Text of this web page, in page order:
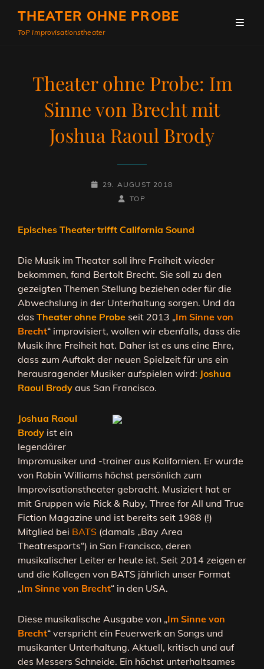
THEATER OHNE PROBE
ToP Improvisationstheater
Theater ohne Probe: Im
Sinne von Brecht mit
Joshua Raoul Brody
POSTED-
29. AUGUST 2018
BY
BYLINE
TOP
Episches Theater trifft California Sound
Die Musik im Theater soll ihre Freiheit wieder
bekommen, fand Bertolt Brecht. Sie soll zu den
gezeigten Themen Stellung beziehen oder für die
Abwechslung in der Unterhaltung sorgen. Und da
das Theater ohne Probe seit 2013 „Im Sinne von
Brecht“ improvisiert, wollen wir ebenfalls, dass die
Musik ihre Freiheit hat. Daher ist es uns eine Ehre,
dass zum Auftakt der neuen Spielzeit für uns ein
herausragender Musiker aufspielen wird: Joshua
Raoul Brody aus San Francisco.
Joshua Raoul
Brody ist ein
legendärer
Impromusiker und -trainer aus Kalifornien. Er wurde
von Robin Williams höchst persönlich zum
Improvisationstheater gebracht. Musiziert hat er
mit Gruppen wie Rick & Ruby, Three for All und True
Fiction Magazine und ist bereits seit 1988 (!)
Mitglied bei BATS (damals „Bay Area
Theatresports“) in San Francisco, deren
musikalischer Leiter er heute ist. Seit 2014 zeigen er
und die Kollegen von BATS jährlich unser Format
„Im Sinne von Brecht“ in den USA.
Diese musikalische Ausgabe von „Im Sinne von
Brecht“ verspricht ein Feuerwerk an Songs und
musikanter Unterhaltung. Aktuell, kritisch und auf
des Messers Schneide. Ein höchst unterhaltsames